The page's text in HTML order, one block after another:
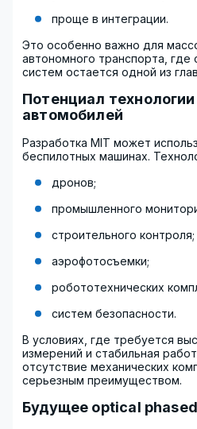
проще в интеграции.
Это особенно важно для
автономного транспорта, где
систем остается одной из
Потенциал
автомобилей
Разработка MIT может
беспилотных машинах.
дронов;
промышленного
строительного контроля;
аэрофотосъемки;
робототехнических
систем безопасности.
В условиях, где требуется
измерений и стабильная
отсутствие механических
серьезным преимуществом.
Будущее optical